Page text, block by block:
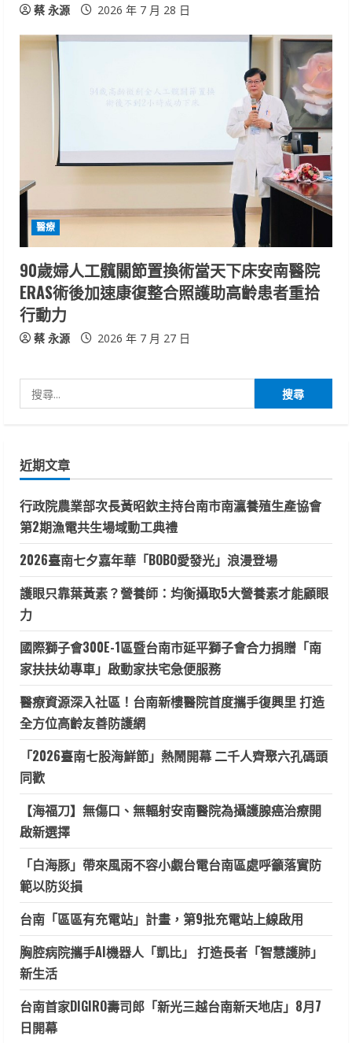
蔡 永源 2026 年 7 月 28 日
醫療
90歲婦人工髖關節置換術當天下床安南醫院
ERAS術後加速康復整合照護助高齡患者重拾
行動力
蔡 永源 2026 年 7 月 27 日
尋
字:
近期文章
行政院農業部次長黃昭欽主持台南市南瀛養殖生產協會
第2期漁電共生場域動工典禮
2026臺南七夕嘉年華「BOBO愛發光」浪漫登場
護眼只靠葉黃素？營養師：均衡攝取5大營養素才能顧眼
力
國際獅子會300E-1區暨台南市延平獅子會合力捐贈「南
家扶扶幼專車」啟動家扶宅急便服務
醫療資源深入社區！台南新樓醫院首度攜手復興里 打造
全方位高齡友善防護網
「2026臺南七股海鮮節」熱鬧開幕 二千人齊聚六孔碼頭
同歡
【海福刀】無傷口、無輻射安南醫院為攝護腺癌治療開
啟新選擇
「白海豚」帶來風雨不容小覷台電台南區處呼籲落實防
範以防災損
台南「區區有充電站」計畫，第9批充電站上線啟用
胸腔病院攜手AI機器人「凱比」 打造長者「智慧護肺」
新生活
台南首家DIGIRO壽司郎「新光三越台南新天地店」8月7
日開幕